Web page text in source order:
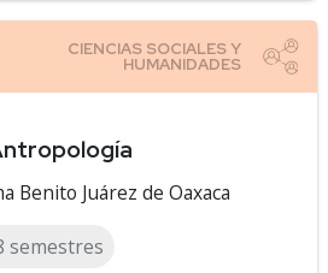
Benito Juárez de Oaxaca
semestres